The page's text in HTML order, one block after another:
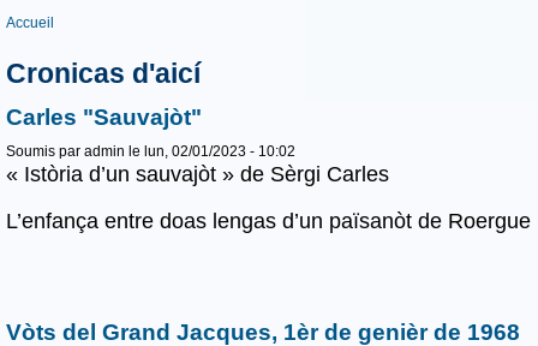
Vous êtes ici
Accueil
Cronicas d'aicí
Carles "Sauvajòt"
Soumis par admin le lun, 02/01/2023 - 10:02
« Istòria d’un sauvajòt » de Sèrgi Carles
L’enfança entre doas lengas d’un païsanòt de Roergue
Vòts del Grand Jacques, 1èr de genièr de 1968